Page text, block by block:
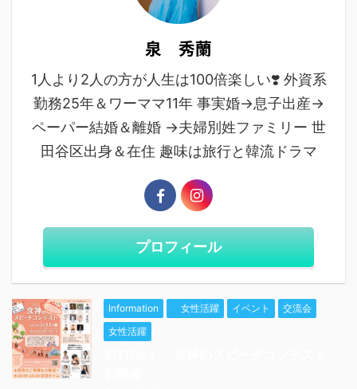
泉 秀蘭
1人より2人の方が人生は100倍楽しい❣️ 外資系
勤務25年＆ワーママ11年 事実婚→息子出産→
ペーパー結婚＆離婚 →夫婦別姓ファミリー 世
田谷区出身＆在住 趣味は旅行と韓流ドラマ
プロフィール
Information 女性活躍 イベント
交流会
女性活躍